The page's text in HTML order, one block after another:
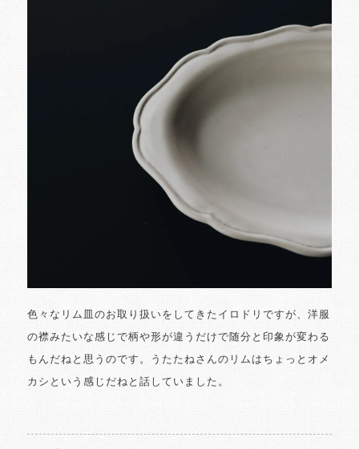
色々なリム皿のお取り扱いをしてきたイロドリですが、洋服
の襟みたいな感じで柄や形が違うだけで随分と印象が変わる
もんだねと思うのです。うたたねさんのリムはちょっとオメ
カシという感じだねと話していました。